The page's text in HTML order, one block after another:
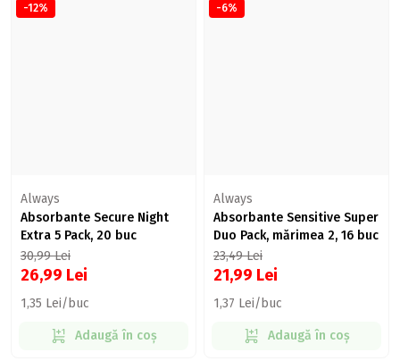
-12%
Always
Absorbante Secure Night
Extra 5 Pack, 20 buc
30,99Lei
26,99 Lei
1,35 Lei/buc
Adaugă în coș
-6%
Always
Absorbante Sensitive Super
Duo Pack, mărimea 2, 16 buc
23,49Lei
21,99 Lei
1,37 Lei/buc
Adaugă în coș